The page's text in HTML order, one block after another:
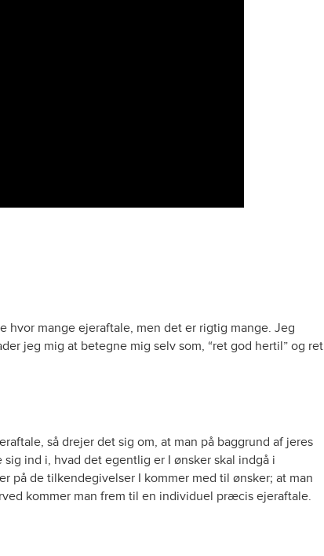
hvor mange ejeraftale, men det er rigtig mange. Jeg
jeg mig at betegne mig selv som, “ret god hertil” og ret
så drejer det sig om, at man på baggrund af jeres
ind i, hvad det egentlig er I ønsker skal indgå i
på de tilkendegivelser I kommer med til ønsker; at man
kommer man frem til en individuel præcis ejeraftale.